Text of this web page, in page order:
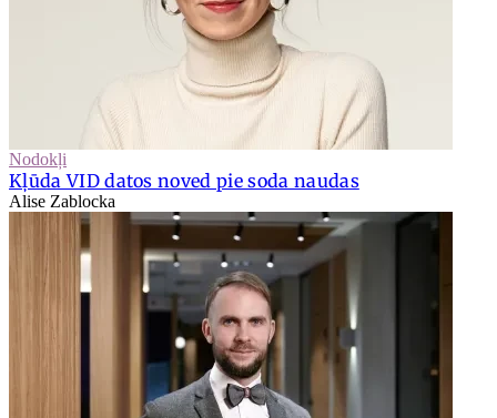
Nodokļi
Kļūda VID datos noved pie soda naudas
Alise Zablocka